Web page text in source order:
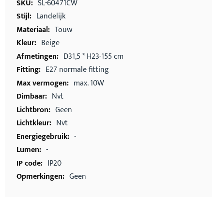
SL-60471CW
Landelijk
Touw
Beige
D31,5 * H23-155 cm
E27 normale fitting
max. 10W
Nvt
Geen
Nvt
-
-
IP20
Geen